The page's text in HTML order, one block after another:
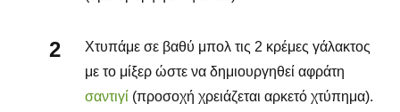
Χτυπάμε σε βαθύ μπολ τις 2 κρέμες γάλακτος
με το μίξερ ώστε να δημιουργηθεί αφράτη
σαντιγί (προσοχή χρειάζεται αρκετό χτύπημα).